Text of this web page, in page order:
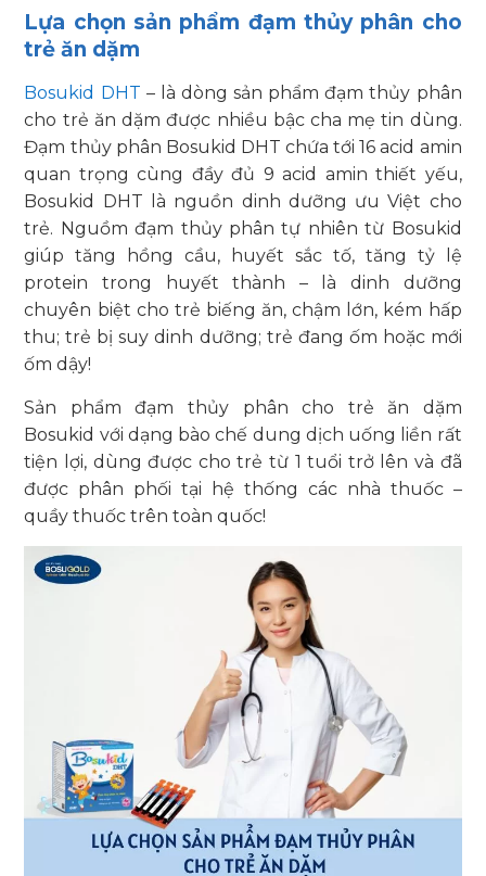
Lựa chọn sản phẩm đạm thủy phân cho
trẻ ăn dặm
Bosukid DHT – là dòng sản phẩm đạm thủy phân
cho trẻ ăn dặm được nhiều bậc cha mẹ tin dùng.
Đạm thủy phân Bosukid DHT chứa tới 16 acid amin
quan trọng cùng đầy đủ 9 acid amin thiết yếu,
Bosukid DHT là nguồn dinh dưỡng ưu Việt cho
trẻ. Nguồm đạm thủy phân tự nhiên từ Bosukid
giúp tăng hồng cầu, huyết sắc tố, tăng tỷ lệ
protein trong huyết thành – là dinh dưỡng
chuyên biệt cho trẻ biếng ăn, chậm lớn, kém hấp
thu; trẻ bị suy dinh dưỡng; trẻ đang ốm hoặc mới
ốm dậy!
Sản phẩm đạm thủy phân cho trẻ ăn dặm
Bosukid với dạng bào chế dung dịch uống liền rất
tiện lợi, dùng được cho trẻ từ 1 tuổi trở lên và đã
được phân phối tại hệ thống các nhà thuốc –
quầy thuốc trên toàn quốc!